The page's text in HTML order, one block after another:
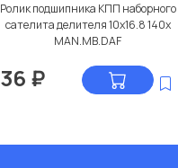
Ролик подшипника КПП наборного
сателита делителя 10x16.8 140x
MAN.MB.DAF
36 ₽